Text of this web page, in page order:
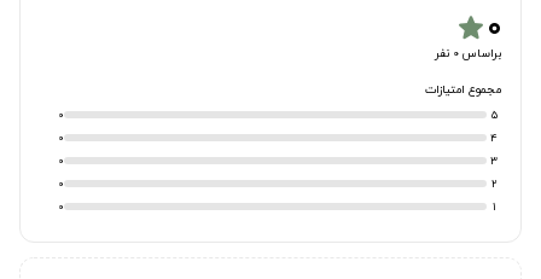
۰star
براساس 0 نفر
مجموع امتیازات
5
0
4
0
3
0
2
0
1
0